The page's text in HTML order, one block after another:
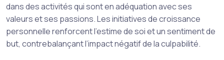
dans des activités qui sont en adéquation avec ses
valeurs et ses passions. Les initiatives de croissance
personnelle renforcent l’estime de soi et un sentiment de
but, contrebalançant l’impact négatif de la culpabilité.